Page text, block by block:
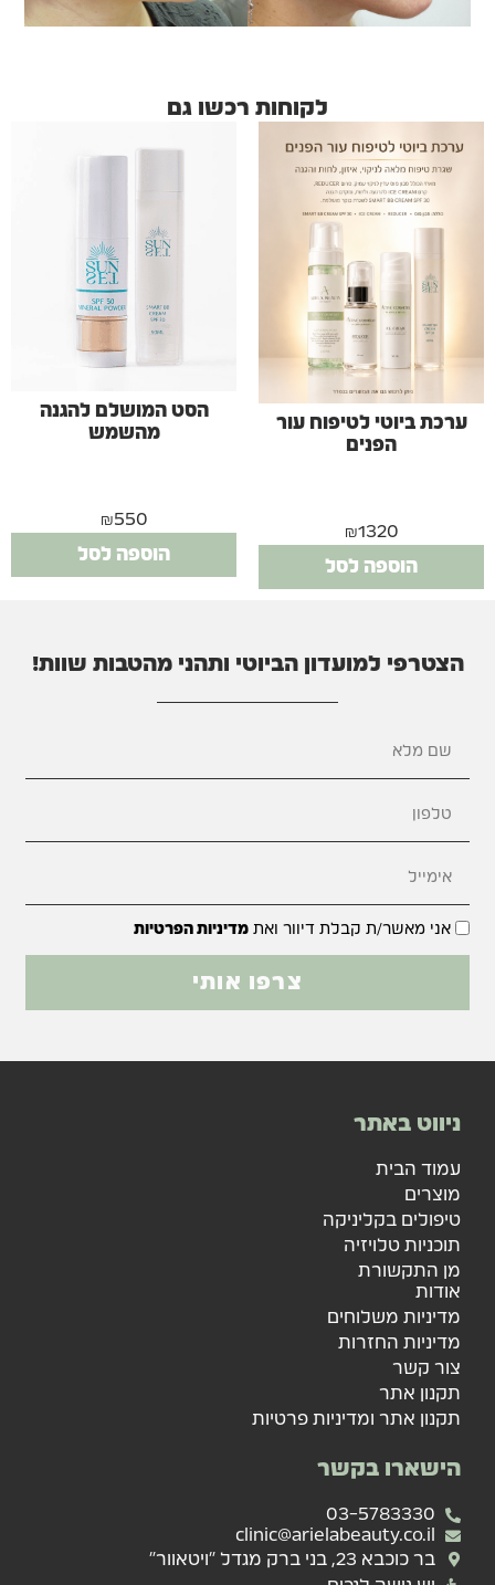
לקוחות רכשו גם
ערכת ביוטי לטיפוח עור
הפנים
₪1320
הוספה לסל
הסט המושלם להגנה
מהשמש
₪550
הוספה לסל
הצטרפי למועדון הביוטי ותהני מהטבות שוות!
אני מאשר/ת קבלת דיוור ואתמדיניות הפרטיות
צרפו אותי
ניווט באתר
עמוד הבית
מוצרים
טיפולים בקליניקה
תוכניות טלויזיה
מן התקשורת
אודות
מדיניות משלוחים
מדיניות החזרות
צור קשר
תקנון אתר
תקנון אתר ומדיניות פרטיות
הישארו בקשר
03-5783330
clinic@arielabeauty.co.il
בר כוכבא 23, בני ברק מגדל "ויטאוור"